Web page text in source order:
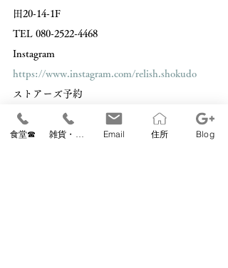
田20-14-1F
TEL 080-2522-4468
Instagram
https://www.instagram.com/relish.shokudo
ストアーズ予約
https://coubic.com/relishkyoto
営業時間　11:00～15:00（ラストオーダー
食堂☎ Email 住所 Blog